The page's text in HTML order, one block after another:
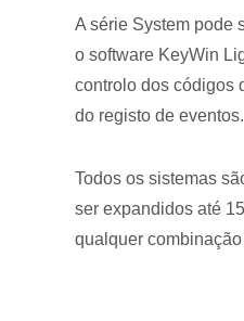
A série System pode
o software KeyWin
controlo dos códigos
do registo de eventos.
Todos os sistemas
ser expandidos até
qualquer